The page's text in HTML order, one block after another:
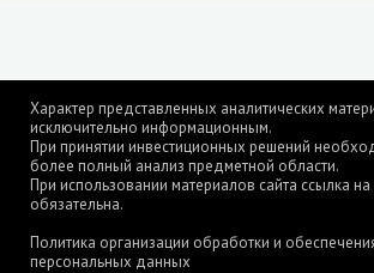
Характер представленных аналитических
исключительно информационным.
При принятии инвестиционных решений
более полный анализ предметной области.
При использовании материалов сайта ссылка на
обязательна.
Политика организации обработки и
персональных данных